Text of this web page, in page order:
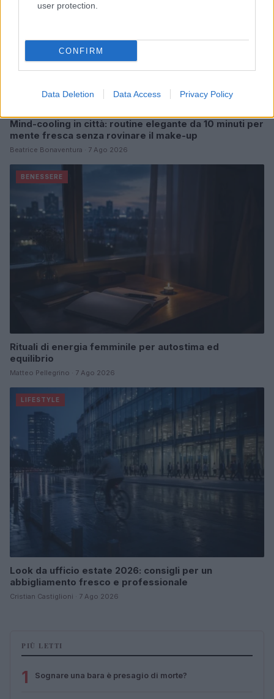
user protection.
CONFIRM
Data Deletion Data Access Privacy Policy
Mind-cooling in città: routine elegante da 10 minuti per
mente fresca senza rovinare il make-up
Beatrice Bonaventura · 7 Ago 2026
BENESSERE
Rituali di energia femminile per autostima ed
equilibrio
Matteo Pellegrino · 7 Ago 2026
LIFESTYLE
Look da ufficio estate 2026: consigli per un
abbigliamento fresco e professionale
Cristian Castiglioni · 7 Ago 2026
PIÙ LETTI
1 Sognare una bara è presagio di morte?